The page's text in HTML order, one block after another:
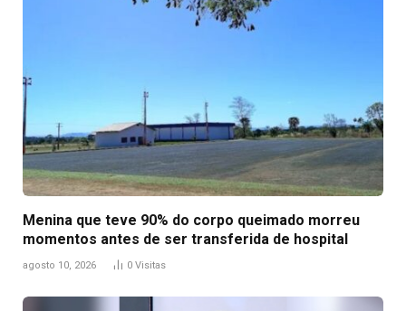
Menina que teve 90% do corpo queimado morreu
momentos antes de ser transferida de hospital
agosto 10, 2026 0 Visitas